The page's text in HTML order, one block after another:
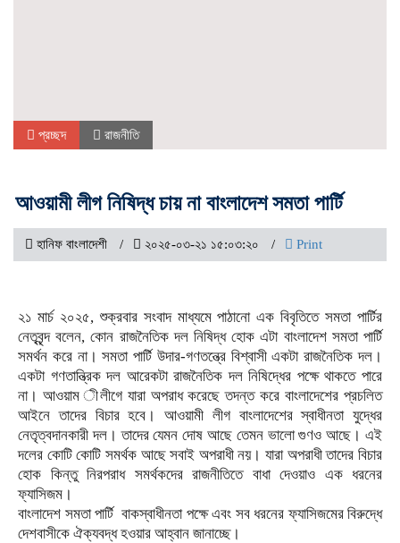
প্রচ্ছদ রাজনীতি
আওয়ামী লীগ নিষিদ্ধ চায় না বাংলাদেশ সমতা পার্টি
হানিফ বাংলাদেশী ২০২৫-০৩-২১ ১৫:০৩:২০ Print
২১ মার্চ ২০২৫, শুক্রবার সংবাদ মাধ্যমে পাঠানো এক বিবৃতিতে সমতা পার্টির
নেতৃবৃন্দ বলেন, কোন রাজনৈতিক দল নিষিদ্ধ হোক এটা বাংলাদেশ সমতা পার্টি
সমর্থন করে না। সমতা পার্টি উদার-গণতন্ত্রে বিশ্বাসী একটা রাজনৈতিক দল।
একটা গণতান্ত্রিক দল আরেকটা রাজনৈতিক দল নিষিদ্ধের পক্ষে থাকতে পারে
না। আওয়াম ীলীগে যারা অপরাধ করেছে তদন্ত করে বাংলাদেশের প্রচলিত
আইনে তাদের বিচার হবে। আওয়ামী লীগ বাংলাদেশের স্বাধীনতা যুদ্ধের
নেতৃত্বদানকারী দল। তাদের যেমন দোষ আছে তেমন ভালো গুণও আছে। এই
দলের কোটি কোটি সমর্থক আছে সবাই অপরাধী নয়। যারা অপরাধী তাদের বিচার
হোক কিন্তু নিরপরাধ সমর্থকদের রাজনীতিতে বাধা দেওয়াও এক ধরনের
ফ্যাসিজম।
বাংলাদেশ সমতা পার্টি বাকস্বাধীনতা পক্ষে এবং সব ধরনের ফ্যাসিজমের বিরুদ্ধে
দেশবাসীকে ঐক্যবদ্ধ হওয়ার আহ্বান জানাচ্ছে।